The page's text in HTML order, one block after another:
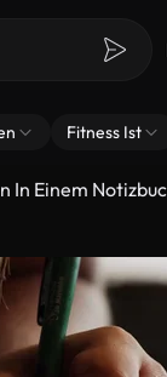
Fitness Ist
In Einem